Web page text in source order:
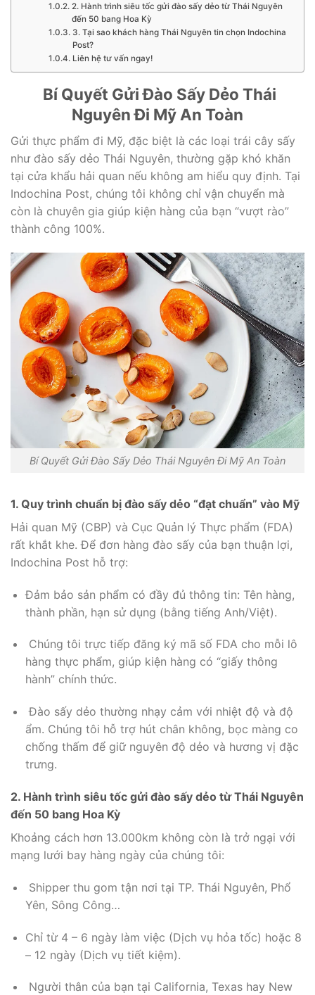
2. Hành trình siêu tốc gửi đào sấy dẻo từ Thái Nguyên
đến 50 bang Hoa Kỳ
3. Tại sao khách hàng Thái Nguyên tin chọn Indochina
Post?
Liên hệ tư vấn ngay!
Bí Quyết Gửi Đào Sấy Dẻo Thái
Nguyên Đi Mỹ An Toàn
Gửi thực phẩm đi Mỹ, đặc biệt là các loại trái cây sấy
như đào sấy dẻo Thái Nguyên, thường gặp khó khăn
tại cửa khẩu hải quan nếu không am hiểu quy định. Tại
Indochina Post, chúng tôi không chỉ vận chuyển mà
còn là chuyên gia giúp kiện hàng của bạn “vượt rào”
thành công 100%.
Bí Quyết Gửi Đào Sấy Dẻo Thái Nguyên Đi Mỹ An Toàn
1. Quy trình chuẩn bị đào sấy dẻo “đạt chuẩn” vào Mỹ
Hải quan Mỹ (CBP) và Cục Quản lý Thực phẩm (FDA)
rất khắt khe. Để đơn hàng đào sấy của bạn thuận lợi,
Indochina Post hỗ trợ:
Đảm bảo sản phẩm có đầy đủ thông tin: Tên hàng,
thành phần, hạn sử dụng (bằng tiếng Anh/Việt).
Chúng tôi trực tiếp đăng ký mã số FDA cho mỗi lô
hàng thực phẩm, giúp kiện hàng có “giấy thông
hành” chính thức.
Đào sấy dẻo thường nhạy cảm với nhiệt độ và độ
ẩm. Chúng tôi hỗ trợ hút chân không, bọc màng co
chống thấm để giữ nguyên độ dẻo và hương vị đặc
trưng.
2. Hành trình siêu tốc gửi đào sấy dẻo từ Thái Nguyên
đến 50 bang Hoa Kỳ
Khoảng cách hơn 13.000km không còn là trở ngại với
mạng lưới bay hàng ngày của chúng tôi:
Shipper thu gom tận nơi tại TP. Thái Nguyên, Phổ
Yên, Sông Công…
Chỉ từ 4 – 6 ngày làm việc (Dịch vụ hỏa tốc) hoặc 8
– 12 ngày (Dịch vụ tiết kiệm).
Người thân của bạn tại California, Texas hay New